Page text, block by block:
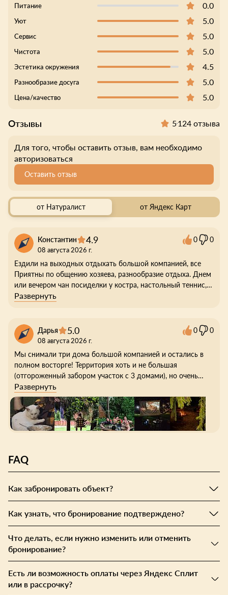
Питание 0.0
Уют 5.0
Сервис 5.0
Чистота 5.0
Эстетика окружения 4.5
Разнообразие досуга 5.0
Цена/качество 5.0
Отзывы 5124 отзыва
Для того, чтобы оставить отзыв, вам необходимо
авторизоваться
Оставить отзыв
от Натуралист от Яндекс Карт
Константин 4.9
08 августа 2026 г.
0 0
Ездили на выходных отдыхать большой компанией, все
Приятны по общению хозяева, разнообразие отдыха. Днем
или вечером чан посиделки у костра, настольный теннис,
сабборт заняться есть чем.
Развернуть
Дарья 5.0
08 августа 2026 г.
0 0
Мы снимали три дома большой компанией и остались в
полном восторге! Территория хоть и не большая
(отгороженный забором участок с 3 домами), но очень
уютная и продуманная — здесь есть всё для отдыха:
уличные игры, костровые зоны, где так приятно собираться
вечерами, мы соорудили себе кино зону и наслаждались
просмотром на природе. Есть три милых кролика в клетке,
а ещё нас покорил местный кот — ласковый и
По вечерам можно включить гирлянды, это создаёт
особую атмосферу уюта и романтики. Дома нетипичные
довольно просторные, стильные и уютные. Внутри
продумано всё до мелочей: от настольных игр до удобных
выходов на веранду.
Заселение было бесконтактным, что очень удобно. Хозяйка
заходила к нам — приятная и отзывчивая, всегда готова
Расположение отличное: недалеко от Москвы, дорога
хорошая, почти вся асфальтированная (только в самом
Развернуть
FAQ
Как забронировать объект?
Как узнать, что бронирование подтверждено?
Что делать, если нужно изменить или отменить
бронирование?
Есть ли возможность оплаты через Яндекс Сплит
или в рассрочку?